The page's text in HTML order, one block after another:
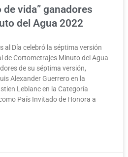
de vida” ganadores
del Agua 2022
al Día celebró la séptima versión
de Cortometrajes Minuto del Agua
de su séptima versión,
Alexander Guerrero en la
Leblanc en la Categoría
País Invitado de Honora a